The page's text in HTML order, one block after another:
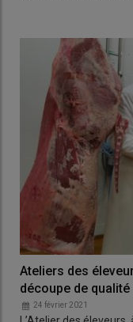
Ateliers des
découpe de qualité
24 février 2021